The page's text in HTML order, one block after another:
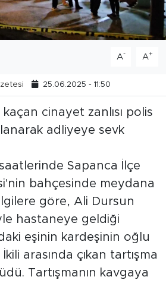
A- A+
25.06.2025 - 11:50
kaçan cinayet zanlısı polis
adliyeye sevk
Sapanca İlçe
bahçesinde meydana
göre, Ali Dursun
hastaneye geldiği
eşinin kardeşinin oğlu
İkili arasında çıkan tartışma
Tartışmanın kavgaya